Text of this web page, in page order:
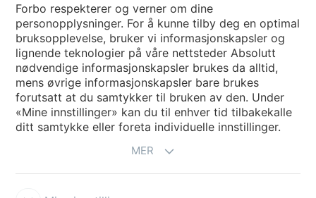
My Forbo
INFORMASJON COVID-19
Support - Ansvarsfraskrivelse
Forbo respekterer og verner om dine
personopplysninger. For å kunne tilby deg en optimal
bruksopplevelse, bruker vi informasjonskapsler og
lignende teknologier på våre nettsteder Absolutt
nødvendige informasjonskapsler brukes da alltid,
mens øvrige informasjonskapsler bare brukes
forutsatt at du samtykker til bruken av den. Under
«Mine innstillinger» kan du til enhver tid tilbakekalle
ditt samtykke eller foreta individuelle innstillinger.
MER